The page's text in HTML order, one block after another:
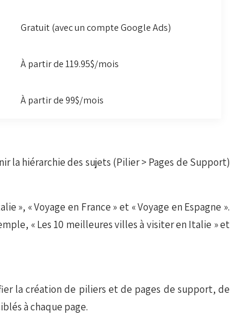
Gratuit (avec un compte Google Ads)
À partir de 119.95$/mois
À partir de 99$/mois
la hiérarchie des sujets (Pilier > Pages de Support)
», « Voyage en France » et « Voyage en Espagne ».
« Les 10 meilleures villes à visiter en Italie » et
la création de piliers et de pages de support, de
à chaque page.